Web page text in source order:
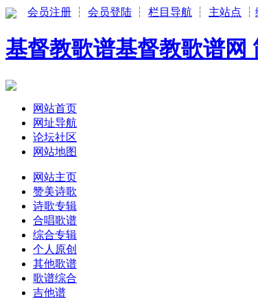
会员注册 ┆ 会员登陆 ┆ 栏目导航 ┆ 主站点 ┆
基督教歌谱基督教歌谱网
网站首页
网址导航
论坛社区
网站地图
网站主页
赞美诗歌
诗歌专辑
合唱歌谱
综合专辑
个人原创
其他歌谱
歌谱综合
吉他谱